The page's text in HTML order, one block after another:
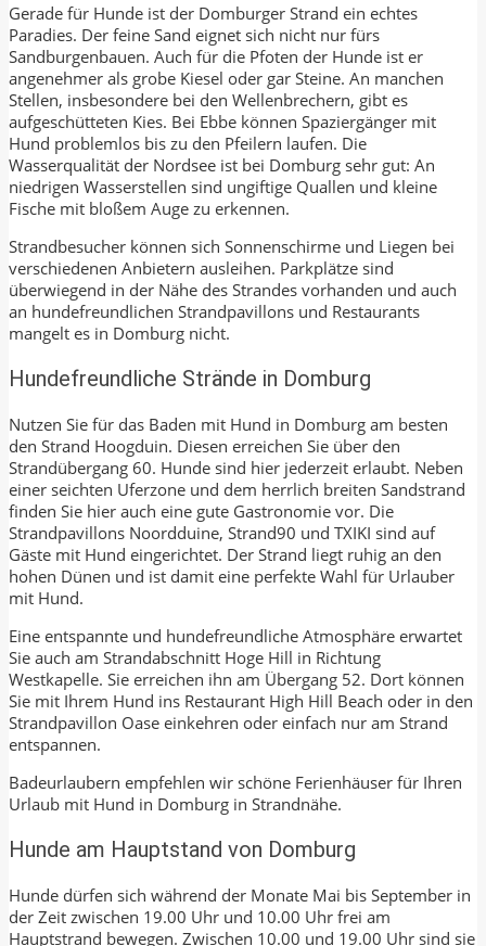
Gerade für Hunde ist der Domburger Strand ein echtes
Paradies. Der feine Sand eignet sich nicht nur fürs
Sandburgenbauen. Auch für die Pfoten der Hunde ist er
angenehmer als grobe Kiesel oder gar Steine. An manchen
Stellen, insbesondere bei den Wellenbrechern, gibt es
aufgeschütteten Kies. Bei Ebbe können Spaziergänger mit
Hund problemlos bis zu den Pfeilern laufen. Die
Wasserqualität der Nordsee ist bei Domburg sehr gut: An
niedrigen Wasserstellen sind ungiftige Quallen und kleine
Fische mit bloßem Auge zu erkennen.
Strandbesucher können sich Sonnenschirme und Liegen bei
verschiedenen Anbietern ausleihen. Parkplätze sind
überwiegend in der Nähe des Strandes vorhanden und auch
an hundefreundlichen Strandpavillons und Restaurants
mangelt es in Domburg nicht.
Hundefreundliche Strände in Domburg
Nutzen Sie für das Baden mit Hund in Domburg am besten
den Strand Hoogduin. Diesen erreichen Sie über den
Strandübergang 60. Hunde sind hier jederzeit erlaubt. Neben
einer seichten Uferzone und dem herrlich breiten Sandstrand
finden Sie hier auch eine gute Gastronomie vor. Die
Strandpavillons Noordduine, Strand90 und TXIKI sind auf
Gäste mit Hund eingerichtet. Der Strand liegt ruhig an den
hohen Dünen und ist damit eine perfekte Wahl für Urlauber
mit Hund.
Eine entspannte und hundefreundliche Atmosphäre erwartet
Sie auch am Strandabschnitt Hoge Hill in Richtung
Westkapelle. Sie erreichen ihn am Übergang 52. Dort können
Sie mit Ihrem Hund ins Restaurant High Hill Beach oder in den
Strandpavillon Oase einkehren oder einfach nur am Strand
entspannen.
Badeurlaubern empfehlen wir schöne Ferienhäuser für Ihren
Urlaub mit Hund in Domburg in Strandnähe.
Hunde am Hauptstand von Domburg
Hunde dürfen sich während der Monate Mai bis September in
der Zeit zwischen 19.00 Uhr und 10.00 Uhr frei am
Hauptstrand bewegen. Zwischen 10.00 und 19.00 Uhr sind sie